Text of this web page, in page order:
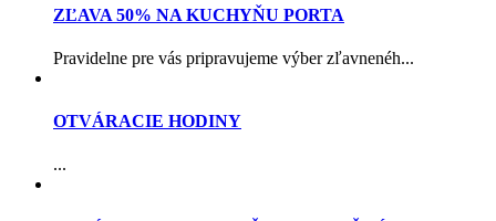
ZĽAVA 50% NA KUCHYŇU PORTA
Pravidelne pre vás pripravujeme výber zľavnenéh...
OTVÁRACIE HODINY
...